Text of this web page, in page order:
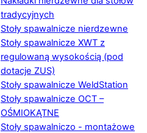
tradycyjnych
Stoły spawalnicze nierdzewne
Stoły spawalnicze XWT z
regulowaną wysokością (pod
dotacje ZUS)
Stoły spawalnicze WeldStation
Stoły spawalnicze OCT –
OŚMIOKĄTNE
Stoły spawalniczo - montażowe